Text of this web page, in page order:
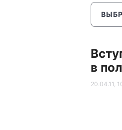
в
20.04.11,